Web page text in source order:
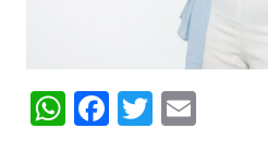
W F T E